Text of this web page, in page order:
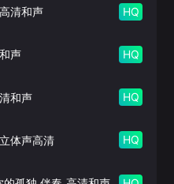
清和声 HQ
声 HQ
和声 HQ
体声高清 HQ